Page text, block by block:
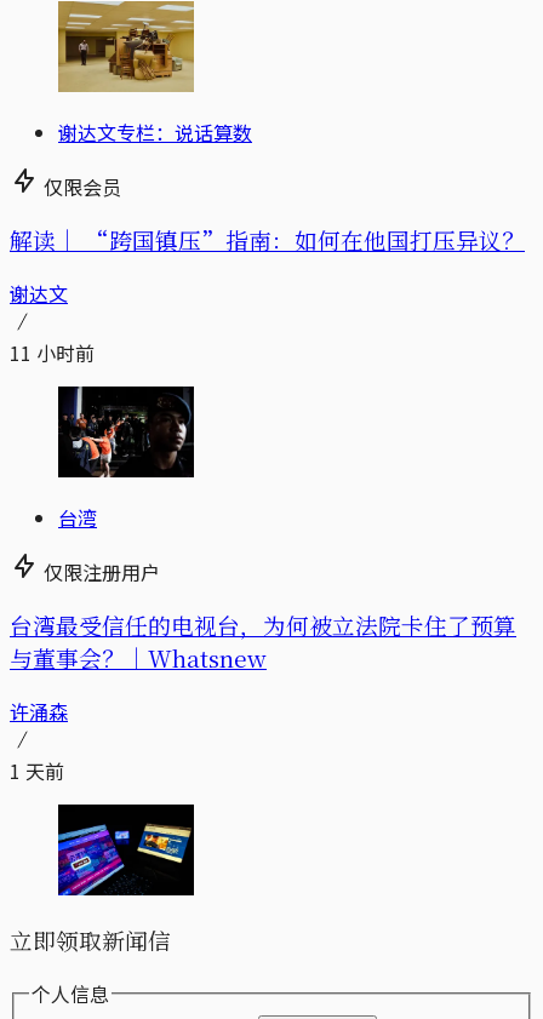
谢达文专栏：说话算数
仅限会员
解读｜ “跨国镇压”指南：如何在他国打压异议？
谢达文
11 小时前
台湾
仅限注册用户
台湾最受信任的电视台，为何被立法院卡住了预算
与董事会？｜Whatsnew
许涌森
1 天前
立即领取新闻信
个人信息